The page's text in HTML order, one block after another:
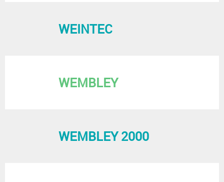
WEINTEC
WEMBLEY
WEMBLEY 2000